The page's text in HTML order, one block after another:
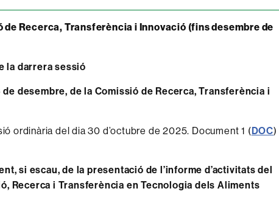
Recerca, Transferència i Innovació (fins desembre de
la darrera sessió
de desembre, de la Comissió de Recerca, Transferència i
ordinària del dia 30 d’octubre de 2025. Document 1 (DOC)
si escau, de la presentació de l’informe d’activitats del
Recerca i Transferència en Tecnologia dels Aliments